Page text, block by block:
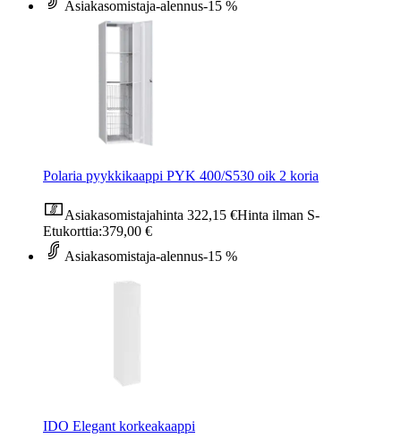
Asiakasomistaja-alennus-15 %
Polaria pyykkikaappi PYK 400/S530 oik 2 koria
Asiakasomistajahinta 322,15 €Hinta ilman S-
Etukorttia:379,00 €
Asiakasomistaja-alennus-15 %
IDO Elegant korkeakaappi